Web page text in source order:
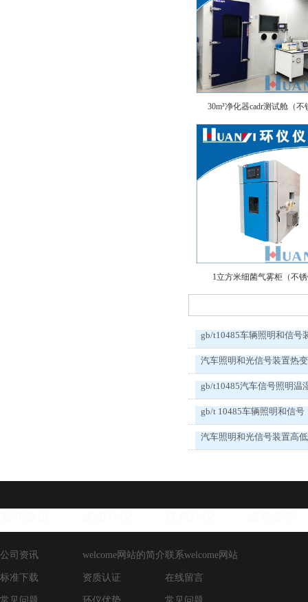
30m³净化器cadr测试舱（不
1立方米细菌气雾柜（不
gb/t10485车辆照明和信号
汽车照明和光信号装置热
gb/t10485汽车信号照明温
gb/t 10485车辆照明和信号
汽车照明和光信号装置高
公司资讯
标准下载
welcome网站的简介
资质认证
联系welcome网站
在线留言